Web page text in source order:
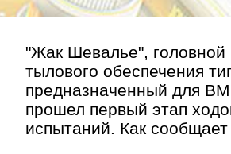
"Жак Шевалье", головной
тылового обеспечения
предназначенный для
прошел первый этап
испытаний. Как сообщает